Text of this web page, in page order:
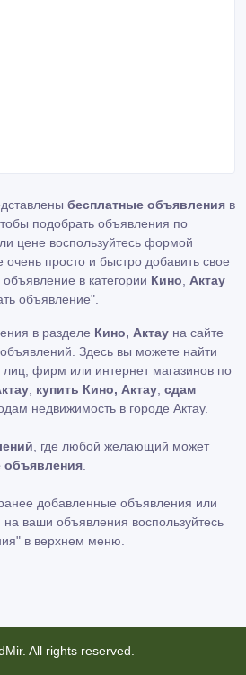
бесплатные объявления в
подобрать объявления по
цене воспользуйтесь формой
просто и быстро добавить свое
в категории Кино
Актау
объявление"
в разделе Кино, Актау на сайте
Здесь вы можете найти
лиц, фирм или интернет магазинов по
купить Кино, Актау сдам
недвижимость в городе Актау.
, где любой желающий может
объявления
добавленные объявления или
ваши объявления воспользуйтесь
в верхнем меню.
All rights reserved.